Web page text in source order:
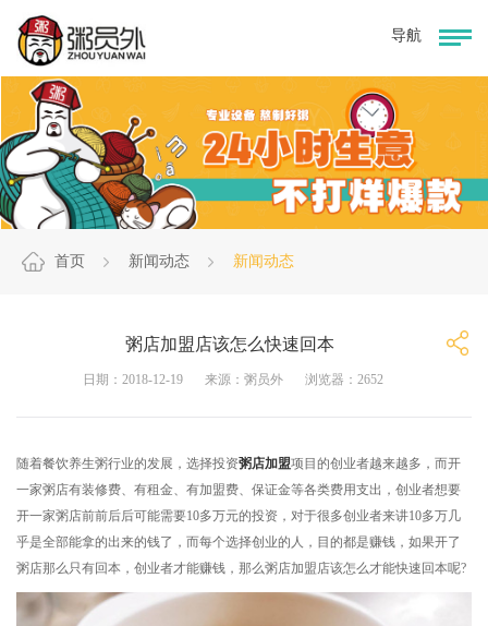
首页 新闻动态 新闻动态
粥店加盟店该怎么快速回本
日期：2018-12-19 来源：粥员外 浏览器：2652
随着餐饮养生粥行业的发展，选择投资粥店加盟项目的创业者越来越多，而开
一家粥店有装修费、有租金、有加盟费、保证金等各类费用支出，创业者想要
开一家粥店前前后后可能需要10多万元的投资，对于很多创业者来讲10多万几
乎是全部能拿的出来的钱了，而每个选择创业的人，目的都是赚钱，如果开了
粥店那么只有回本，创业者才能赚钱，那么粥店加盟店该怎么才能快速回本呢?